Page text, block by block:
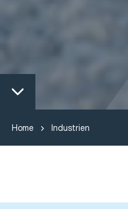
Home Industrien